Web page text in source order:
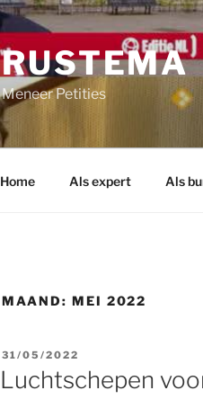
RUSTEMA
Meneer Petities
Home Als expert Als
MAAND: MEI 2022
GEPLAATST
OP
31/05/2022
Luchtschepen